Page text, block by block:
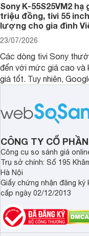
Sony K-55S25VM2 hạ
triệu đồng, tivi 55
lượng cho gia đình
23/07/2026
Các dòng tivi Sony
đến với mức giá cao và
giá tốt. Tuy nhiên,
hợp đáng chú ý khi có
tiếp cận hơn dù mới ra
CÔNG TY CỔ
Công cụ so sánh giá
Trụ sở chính: Số 195
Hà Nội
Giấy chứng nhận đăng ký
cấp ngày 02/12/2013